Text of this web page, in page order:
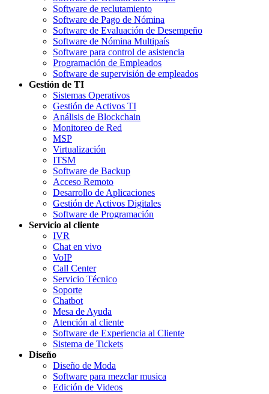
Software de reclutamiento
Software de Pago de Nómina
Software de Evaluación de Desempeño
Software de Nómina Multipaís
Software para control de asistencia
Programación de Empleados
Software de supervisión de empleados
Gestión de TI
Sistemas Operativos
Gestión de Activos TI
Análisis de Blockchain
Monitoreo de Red
MSP
Virtualización
ITSM
Software de Backup
Acceso Remoto
Desarrollo de Aplicaciones
Gestión de Activos Digitales
Software de Programación
Servicio al cliente
IVR
Chat en vivo
VoIP
Call Center
Servicio Técnico
Soporte
Chatbot
Mesa de Ayuda
Atención al cliente
Software de Experiencia al Cliente
Sistema de Tickets
Diseño
Diseño de Moda
Software para mezclar musica
Edición de Videos